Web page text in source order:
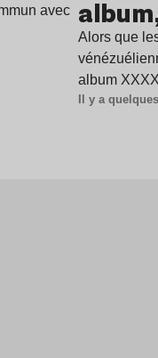
avec
Alors que
album
Il y a